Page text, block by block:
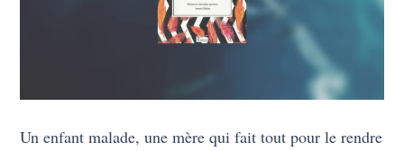
Un enfant malade, une mère qui fait tout pour le rendre